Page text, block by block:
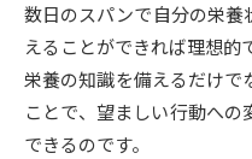
先輩が入学を決めた理由
新生活お役立ちガイド
数日のスパンで自分の栄
えることができれば理想的
栄養の知識を備えるだけで
ことで、望ましい行動へ
できるのです。